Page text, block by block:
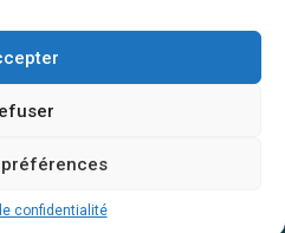
confidentialité
où l’art de vivre prend tout son sens.
adresse d’exception.